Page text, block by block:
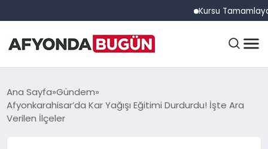
Kursu Tamamlayan
ANASAYFA
GÜNDEM
Ana Sayfa Gündem
Afyonkarahisar’da Kar Yağışı Eğitimi Durdurdu! İşte Ara
Verilen İlçeler